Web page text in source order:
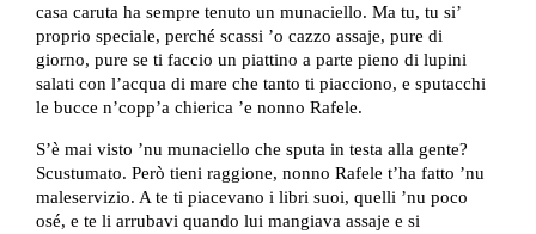
casa caruta ha sempre tenuto un munaciello. Ma tu, tu si’
proprio speciale, perché scassi ’o cazzo assaje, pure di
giorno, pure se ti faccio un piattino a parte pieno di lupini
salati con l’acqua di mare che tanto ti piacciono, e sputacchi
le bucce n’copp’a chierica ’e nonno Rafele.
S’è mai visto ’nu munaciello che sputa in testa alla gente?
Scustumato. Però tieni raggione, nonno Rafele t’ha fatto ’nu
maleservizio. A te ti piacevano i libri suoi, quelli ’nu poco
osé, e te li arrubavi quando lui mangiava assaje e si